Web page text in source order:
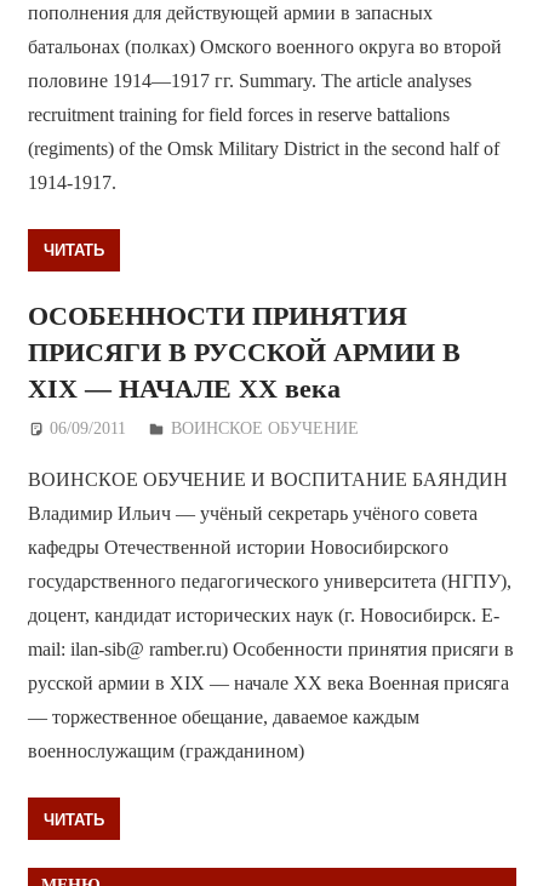
пополнения для действующей армии в запасных
батальонах (полках) Омского военного округа во второй
половине 1914—1917 гг. Summary. The article analyses
recruitment training for field forces in reserve battalions
(regiments) of the Omsk Military District in the second half of
1914-1917.
ЧИТАТЬ
ОСОБЕННОСТИ ПРИНЯТИЯ
ПРИСЯГИ В РУССКОЙ АРМИИ В
ХIХ — НАЧАЛЕ ХХ века
06/09/2011 Дежурный по Редакции
ВОИНСКОЕ ОБУЧЕНИЕ
ВОИНСКОЕ ОБУЧЕНИЕ И ВОСПИТАНИЕ БАЯНДИН
Владимир Ильич — учёный секретарь учёного совета
кафедры Отечественной истории Новосибирского
государственного педагогического университета (НГПУ),
доцент, кандидат исторических наук (г. Новосибирск. Е-
mail: ilan-sib@ ramber.ru) Особенности принятия присяги в
русской армии в ХIХ — начале ХХ века Военная присяга
— торжественное обещание, даваемое каждым
военнослужащим (гражданином)
ЧИТАТЬ